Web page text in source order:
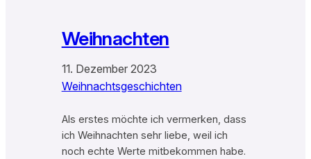
Weihnachten
11. Dezember 2023
Weihnachtsgeschichten
Als erstes möchte ich vermerken, dass
ich Weihnachten sehr liebe, weil ich
noch echte Werte mitbekommen habe.